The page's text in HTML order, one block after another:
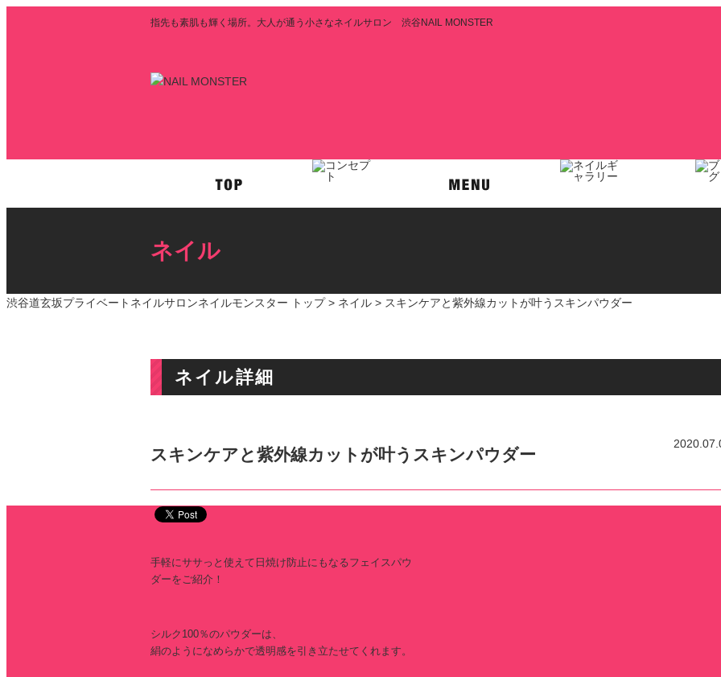
指先も素肌も輝く場所。大人が通う小さなネイルサロン 渋谷NAIL MONSTER
ネイル
渋谷道玄坂プライベートネイルサロンネイルモンスター トップ > ネイル > スキンケアと紫外線カットが叶うスキンパウダー
ネイル詳細
スキンケアと紫外線カットが叶うスキンパウダー
手軽にササっと使えて日焼け防止にもなるフェイスパウ
ダーをご紹介！
シルク100％のパウダーは、
絹のようになめらかで透明感を引き立たせてくれます。